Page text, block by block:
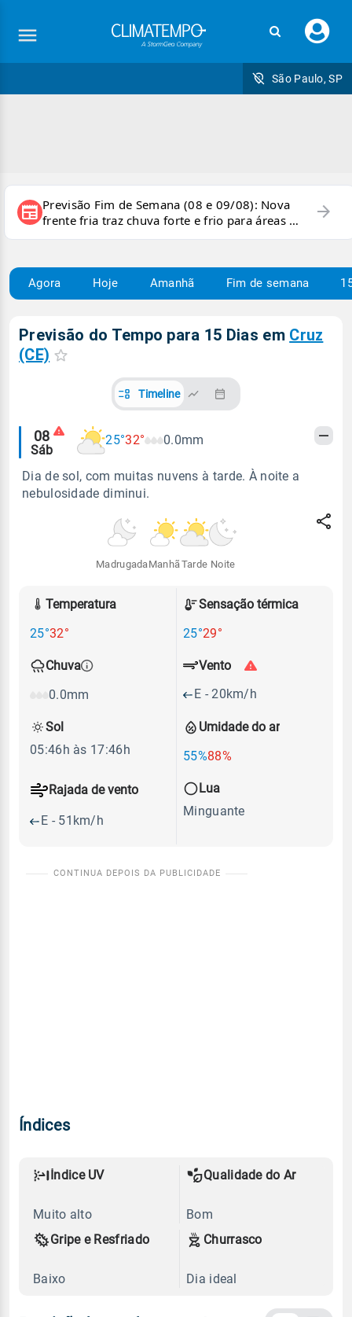
seu
São Paulo, SP
newspaper Previsão Fim de Semana (08 e 09/08): Nova
frente fria traz chuva forte e frio para áreas do
país
arrow_forward
Agora Hoje Amanhã Fim de semana
Previsão do Tempo para 15 Dias em Cruz
(CE)
Timeline
Alertas
meteorológicos
08
Sáb
25°32° 0.0mm
Dia de sol, com muitas nuvens à tarde. À noite a
nebulosidade diminui.
Madrugada Manhã Tarde Noite
Temperatura
25°32°
Sensação térmica
25°29°
Chuva
0.0mm
Umidade do ar
55%88%
Vento
E - 20km/h
Rajada de vento
E - 51km/h
Sol
05:46h às 17:46h
Lua
Minguante
Índices
Índice UV
Muito alto
Qualidade do Ar
Bom
Gripe e Resfriado
Baixo
Churrasco
Dia ideal